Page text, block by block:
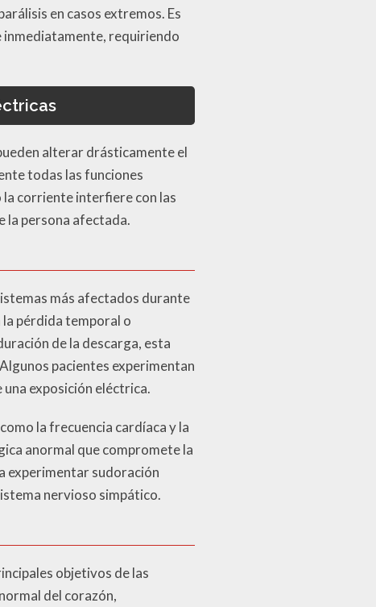
en casos extremos. Es
inmediatamente, requiriendo
alterar drásticamente el
todas las funciones
la corriente interfiere con las
la persona afectada.
más afectados durante
pérdida temporal o
de la descarga, esta
pacientes experimentan
exposición eléctrica.
la frecuencia cardíaca y la
anormal que compromete la
experimentar sudoración
nervioso simpático.
objetivos de las
del corazón,